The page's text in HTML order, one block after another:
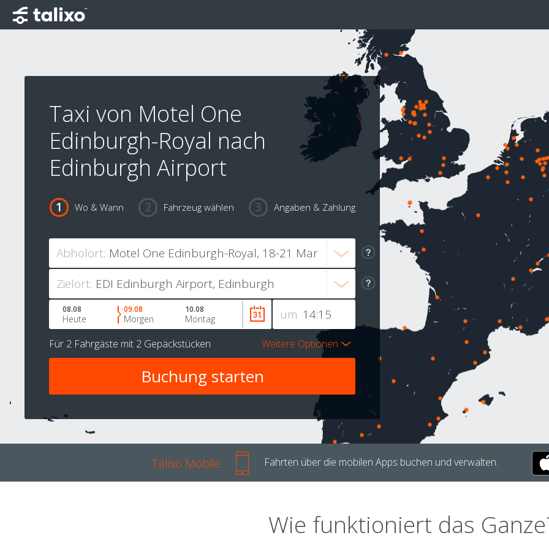
Taxi von Motel One
Edinburgh-Royal nach
Edinburgh Airport
Wo & Wann Fahrzeug wählen Angaben & Zahlung
Abholort:
Zielort:
um
08.08
Heute
09.08
Morgen
10.08
Montag
Für 2 Fahrgäste mit 2 Gepäckstücken Weitere Optionen
Talixo Mobile Fahrten über die mobilen Apps buchen und verwalten.
Wie funktioniert das